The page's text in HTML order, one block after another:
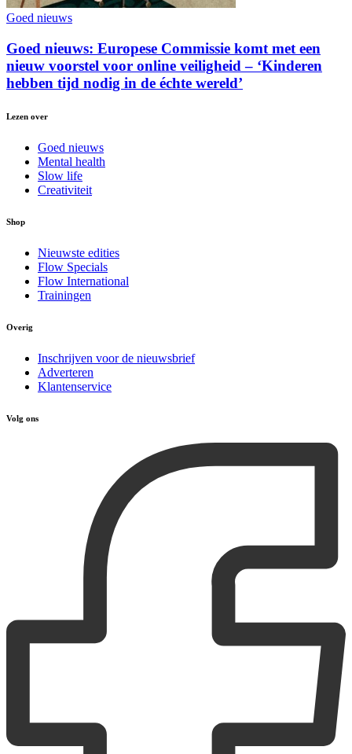
Goed nieuws
Goed nieuws: Europese Commissie komt met een
nieuw voorstel voor online veiligheid – ‘Kinderen
hebben tijd nodig in de échte wereld’
Lezen over
Goed nieuws
Mental health
Slow life
Creativiteit
Shop
Nieuwste edities
Flow Specials
Flow International
Trainingen
Overig
Inschrijven voor de nieuwsbrief
Adverteren
Klantenservice
Volg ons